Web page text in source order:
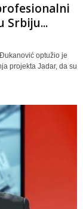
optužio je
projekta Jadar, da su